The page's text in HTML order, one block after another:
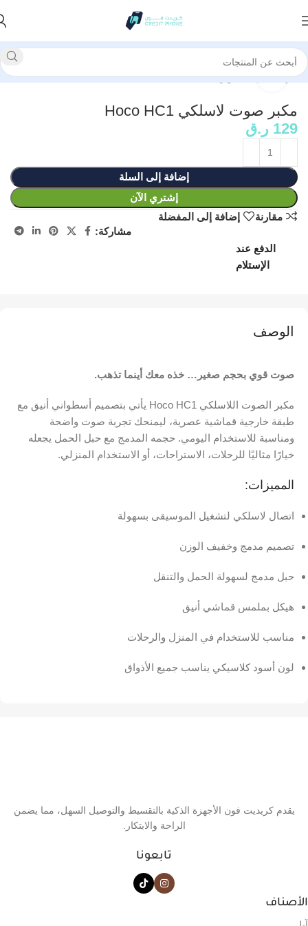
الرئيسية إكسسوارات
انقر للتكبير
مكبر صوت لاسلكي Hoco HC1
129 ر.ق
إضافة إلى السلة
إشتري الآن
مقارنة
إضافة إلى المفضلة
مشاركة:
الدفع عند
الإستلام
الوصف
صوت قوي بحجم صغير… خذه معك أينما تذهب.
مكبر الصوت اللاسلكي Hoco HC1 يأتي بتصميم أسطواني أنيق مع
طبقة خارجية قماشية عصرية، ليمنحك تجربة صوت واضحة
ومناسبة للاستخدام اليومي. حجمه المدمج مع حبل الحمل يجعله
خيارًا مثاليًا للرحلات، الاستراحات، أو الاستخدام المنزلي.
المميزات:
اتصال لاسلكي لتشغيل الموسيقى بسهولة
تصميم مدمج وخفيف الوزن
حبل مدمج لسهولة الحمل والتنقل
هيكل بملمس قماشي أنيق
مناسب للاستخدام في المنزل والرحلات
لون أسود كلاسيكي يناسب جميع الأذواق
يقدم كريديت فون الأجهزة الذكية بالتقسيط والتوصيل السهل، مما يضمن
الراحة والابتكار.
تابعونا
الأصناف